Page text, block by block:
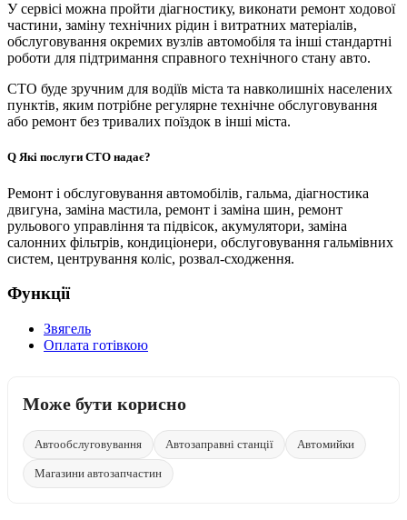
У сервісі можна пройти діагностику, виконати ремонт ходової
частини, заміну технічних рідин і витратних матеріалів,
обслуговування окремих вузлів автомобіля та інші стандартні
роботи для підтримання справного технічного стану авто.
СТО буде зручним для водіїв міста та навколишніх населених
пунктів, яким потрібне регулярне технічне обслуговування
або ремонт без тривалих поїздок в інші міста.
Q Які послуги СТО надає?
Ремонт і обслуговування автомобілів, гальма, діагностика
двигуна, заміна мастила, ремонт і заміна шин, ремонт
рульового управління та підвісок, акумулятори, заміна
салонних фільтрів, кондиціонери, обслуговування гальмівних
систем, центрування коліс, розвал-сходження.
Функції
Звягель
Оплата готівкою
Може бути корисно
Автообслуговування Автозаправні станції Автомийки
Магазини автозапчастин